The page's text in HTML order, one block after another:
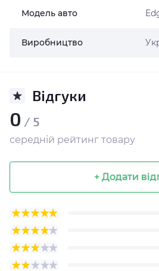
Модель авто
Виробництво
Відгуки
0 / 5
середній рейтинг товару
+ Додати